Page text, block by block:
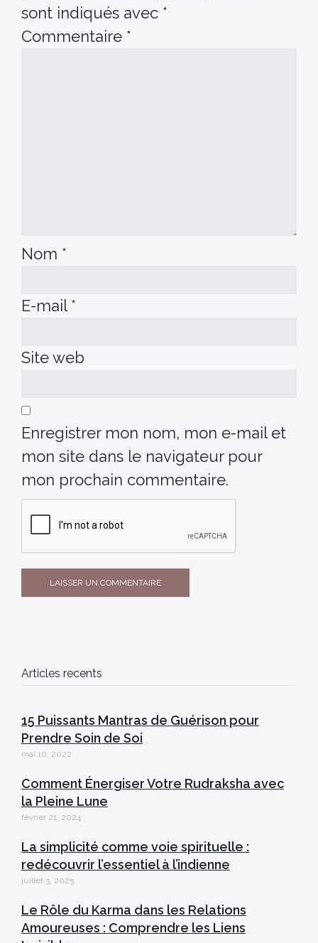
sont indiqués avec *
Commentaire *
Nom *
E-mail *
Site web
Enregistrer mon nom, mon e-mail et
mon site dans le navigateur pour
mon prochain commentaire.
Articles recents
15 Puissants Mantras de Guérison pour
Prendre Soin de Soi
mai 10, 2022
Comment Énergiser Votre Rudraksha avec
la Pleine Lune
février 21, 2024
La simplicité comme voie spirituelle :
redécouvrir l’essentiel à l’indienne
juillet 3, 2025
Le Rôle du Karma dans les Relations
Amoureuses : Comprendre les Liens